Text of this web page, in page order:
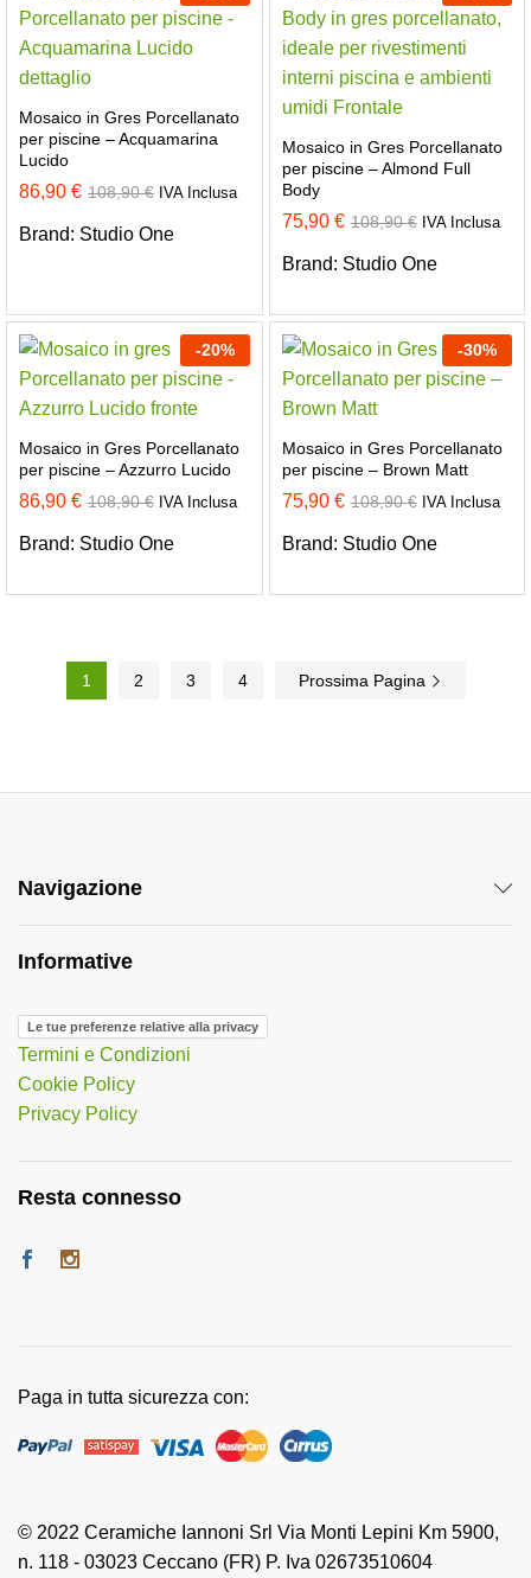
Mosaico in Gres Porcellanato
per piscine – Acquamarina
Lucido
86,90 € 108,90€ IVA Inclusa
Brand: Studio One
Mosaico in Gres Porcellanato
per piscine – Almond Full
Body
75,90 € 108,90€ IVA Inclusa
Brand: Studio One
-20%
Mosaico in Gres Porcellanato
per piscine – Azzurro Lucido
86,90 € 108,90€ IVA Inclusa
Brand: Studio One
-30%
Mosaico in Gres Porcellanato
per piscine – Brown Matt
75,90 € 108,90€ IVA Inclusa
Brand: Studio One
1 2 3 4 Prossima Pagina
Navigazione
Informative
Le tue preferenze relative alla privacy
Termini e Condizioni
Cookie Policy
Privacy Policy
Resta connesso
© 2022 Ceramiche Iannoni Srl Via Monti Lepini Km 5900,
n. 118 - 03023 Ceccano (FR) P. Iva 02673510604
Paga in tutta sicurezza con: